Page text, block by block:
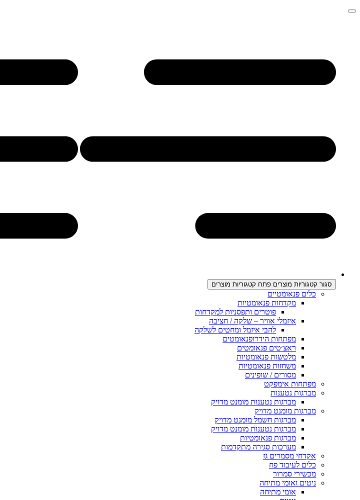
סגור קטגוריות מוצרים פתח קטגוריות מוצרים
כלים פנאומטיים
מקדחות פנאומטיות
פוטרים ותפסניות למקדחות
איזמלי אוויר – שלקה / חציבה
להבי איזמל ומחטים לשלקה
מפתחות הידרופנאומטים
ראצ׳טים פנאומטים
מלטשות פנאומטיות
משחזות פנאומטיות
מסורים / שופינים
מפתחות אימפקט
מברגות נטענות
מברגות נטענות מומנט מדויק
מברגות מומנט מדויק
מברגות חשמל מומנט מדויק
מברגות נטענות מומנט מדויק
מברגות פנאומטיות
מערכות סגירה מתקדמות
אקדחי מסמרים גז
כלים לעיבוד פח
מכשירי סמרור
ניטים ואומי מתיחה
אומי מתיחה